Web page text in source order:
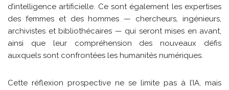
d’intelligence artificielle. Ce sont également les expertises
des femmes et des hommes — chercheurs, ingénieurs,
archivistes et bibliothécaires — qui seront mises en avant,
ainsi que leur compréhension des nouveaux défis
auxquels sont confrontées les humanités numériques.
Cette réflexion prospective ne se limite pas à l’IA, mais